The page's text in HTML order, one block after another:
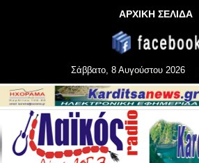
ΑΡΧΙΚΗ ΣΕΛΙΔΑ
Σάββατο, 8 Αυγούστου 2026